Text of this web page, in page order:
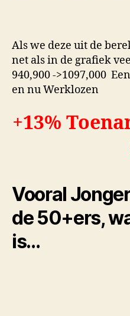
Als we deze uit de
net als in de grafiek
940,900 ->1097,000
en nu Werklozen
+13%
Vooral
de 50+ers,
is…